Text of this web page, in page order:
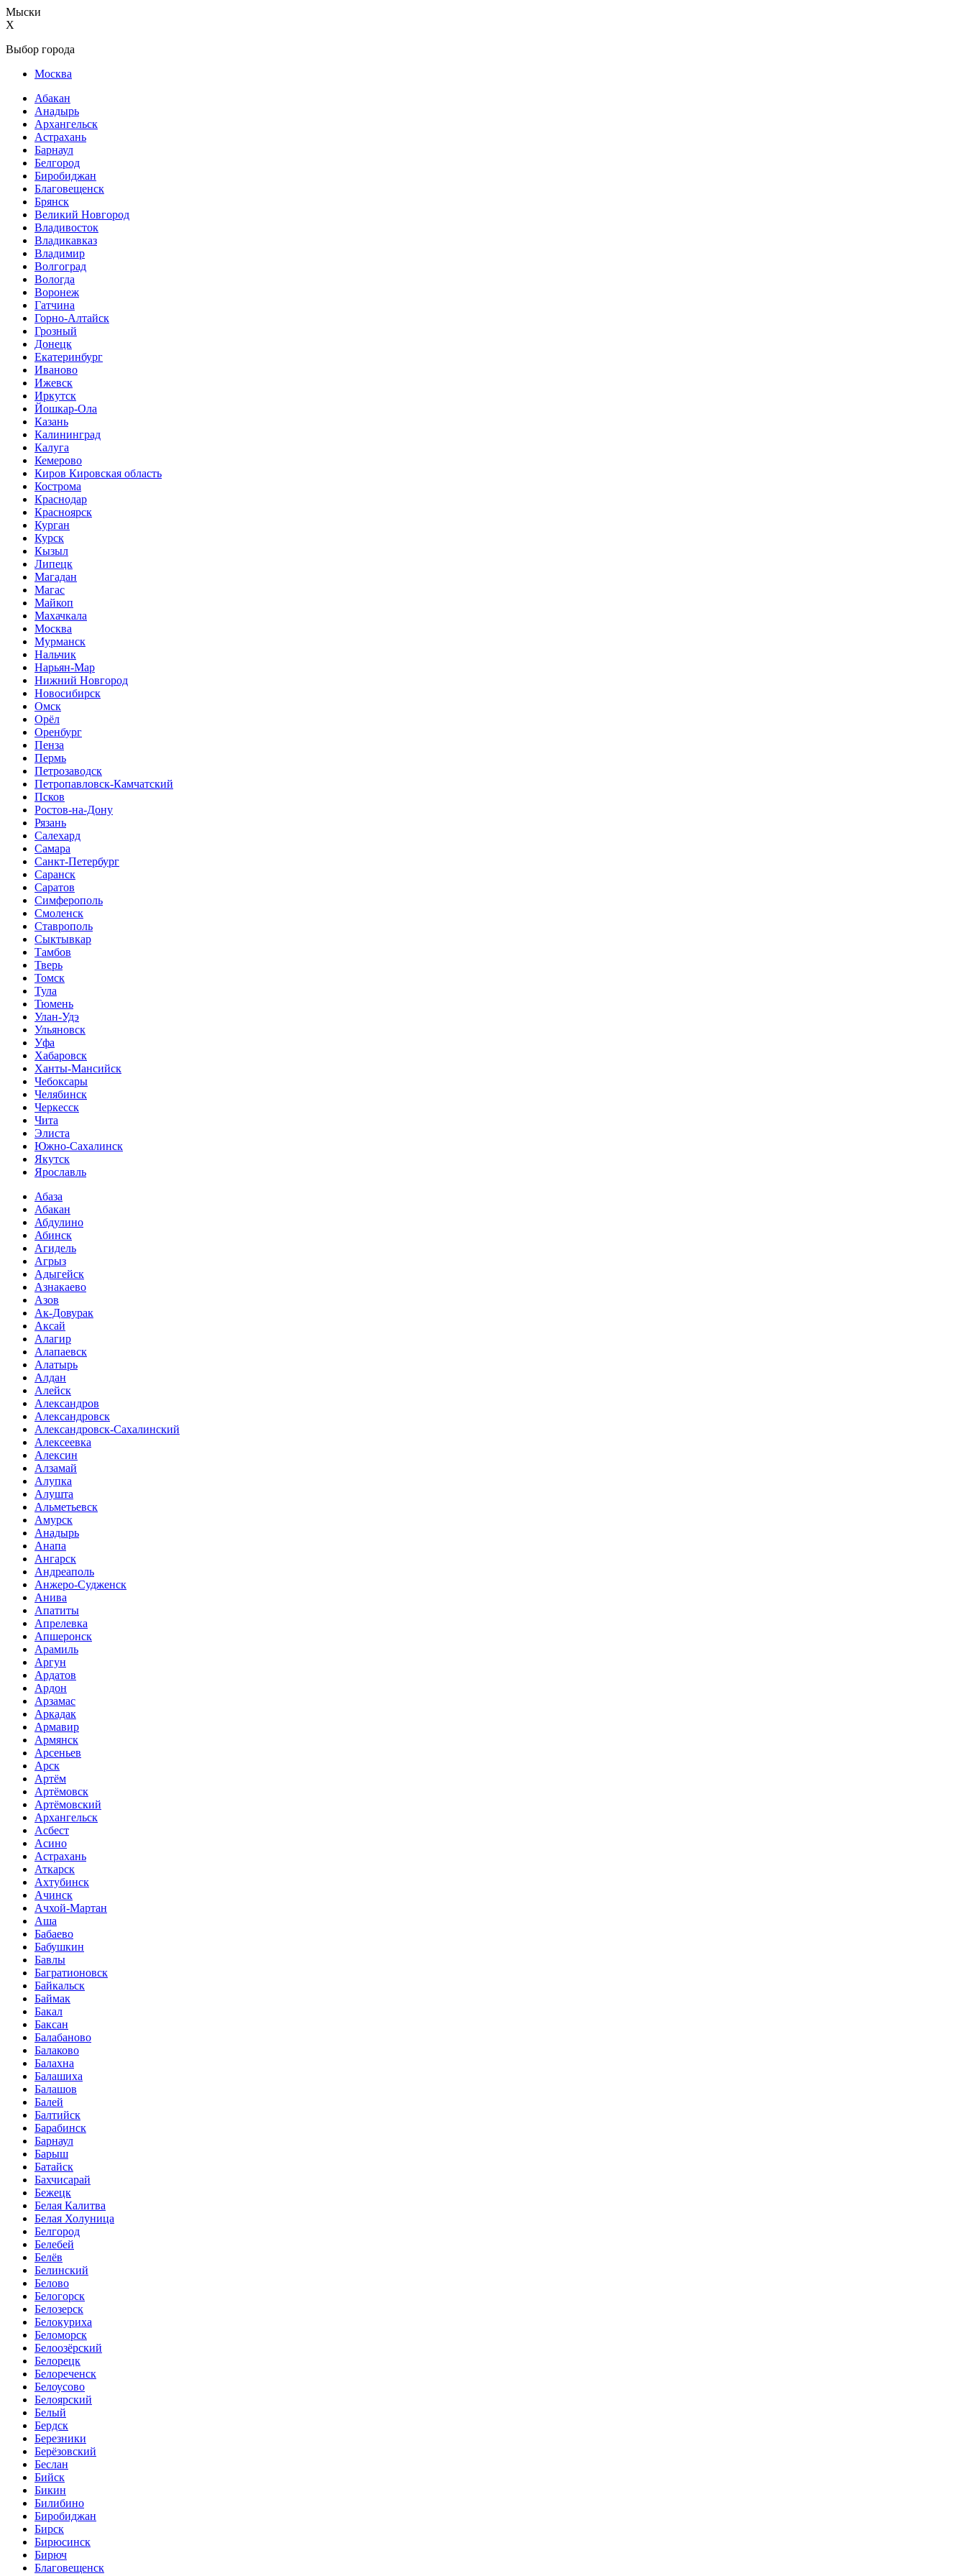
Мыски
X
Выбор города
Москва
Абакан
Анадырь
Архангельск
Астрахань
Барнаул
Белгород
Биробиджан
Благовещенск
Брянск
Великий Новгород
Владивосток
Владикавказ
Владимир
Волгоград
Вологда
Воронеж
Гатчина
Горно-Алтайск
Грозный
Донецк
Екатеринбург
Иваново
Ижевск
Иркутск
Йошкар-Ола
Казань
Калининград
Калуга
Кемерово
Киров Кировская область
Кострома
Краснодар
Красноярск
Курган
Курск
Кызыл
Липецк
Магадан
Магас
Майкоп
Махачкала
Москва
Мурманск
Нальчик
Нарьян-Мар
Нижний Новгород
Новосибирск
Омск
Орёл
Оренбург
Пенза
Пермь
Петрозаводск
Петропавловск-Камчатский
Псков
Ростов-на-Дону
Рязань
Салехард
Самара
Санкт-Петербург
Саранск
Саратов
Симферополь
Смоленск
Ставрополь
Сыктывкар
Тамбов
Тверь
Томск
Тула
Тюмень
Улан-Удэ
Ульяновск
Уфа
Хабаровск
Ханты-Мансийск
Чебоксары
Челябинск
Черкесск
Чита
Элиста
Южно-Сахалинск
Якутск
Ярославль
Абаза
Абакан
Абдулино
Абинск
Агидель
Агрыз
Адыгейск
Азнакаево
Азов
Ак-Довурак
Аксай
Алагир
Алапаевск
Алатырь
Алдан
Алейск
Александров
Александровск
Александровск-Сахалинский
Алексеевка
Алексин
Алзамай
Алупка
Алушта
Альметьевск
Амурск
Анадырь
Анапа
Ангарск
Андреаполь
Анжеро-Судженск
Анива
Апатиты
Апрелевка
Апшеронск
Арамиль
Аргун
Ардатов
Ардон
Арзамас
Аркадак
Армавир
Армянск
Арсеньев
Арск
Артём
Артёмовск
Артёмовский
Архангельск
Асбест
Асино
Астрахань
Аткарск
Ахтубинск
Ачинск
Ачхой-Мартан
Аша
Бабаево
Бабушкин
Бавлы
Багратионовск
Байкальск
Баймак
Бакал
Баксан
Балабаново
Балаково
Балахна
Балашиха
Балашов
Балей
Балтийск
Барабинск
Барнаул
Барыш
Батайск
Бахчисарай
Бежецк
Белая Калитва
Белая Холуница
Белгород
Белебей
Белёв
Белинский
Белово
Белогорск
Белозерск
Белокуриха
Беломорск
Белоозёрский
Белорецк
Белореченск
Белоусово
Белоярский
Белый
Бердск
Березники
Берёзовский
Беслан
Бийск
Бикин
Билибино
Биробиджан
Бирск
Бирюсинск
Бирюч
Благовещенск